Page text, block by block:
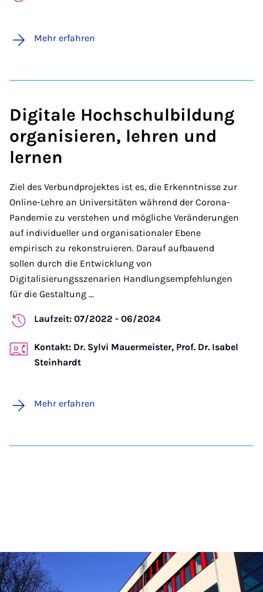
Mehr erfahren
Digitale Hochschulbildung
organisieren, lehren und
lernen
Ziel des Verbundprojektes ist es, die Erkenntnisse zur
Online-Lehre an Universitäten während der Corona-
Pandemie zu verstehen und mögliche Veränderungen
auf individueller und organisationaler Ebene
empirisch zu rekonstruieren. Darauf aufbauend
sollen durch die Entwicklung von
Digitalisierungsszenarien Handlungsempfehlungen
für die Gestaltung ...
Laufzeit: 07/2022 - 06/2024
Kontakt: Dr. Sylvi Mauermeister, Prof. Dr. Isabel
Steinhardt
Mehr erfahren